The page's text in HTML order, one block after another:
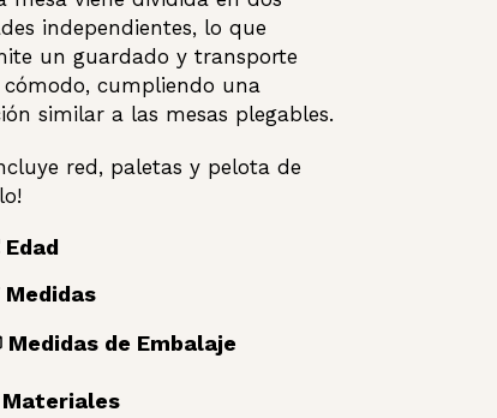
independientes, lo que
un guardado y transporte
cómodo, cumpliendo una
similar a las mesas plegables.
red, paletas y pelota de
Edad
Medidas
Medidas de Embalaje